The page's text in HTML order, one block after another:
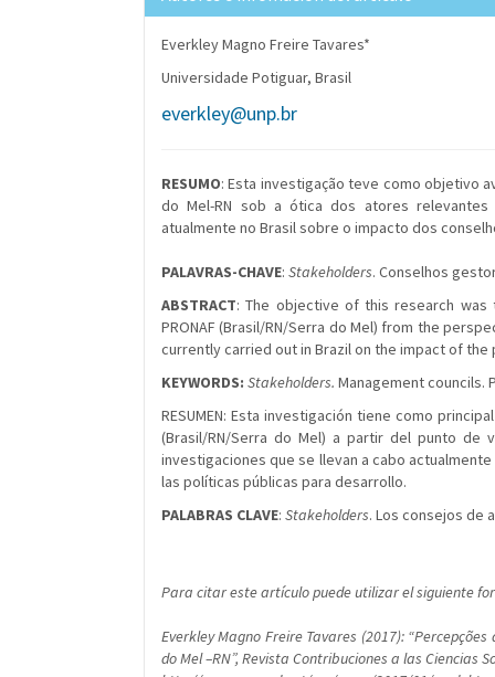
Everkley Magno Freire Tavares*
Universidade Potiguar, Brasil
everkley@unp.br
RESUMO: Esta investigação teve como objetivo
do Mel-RN sob a ótica dos atores
atualmente no Brasil sobre o impacto dos
PALAVRAS-CHAVE: Stakeholders. Conselhos
ABSTRACT: The objective of this research
PRONAF (Brasil/RN/Serra do Mel) from the
currently carried out in Brazil on the impact of
KEYWORDS: Stakeholders. Management councils.
RESUMEN: Esta investigación tiene como
(Brasil/RN/Serra do Mel) a partir del punto
investigaciones que se llevan a cabo
las políticas públicas para desarrollo.
PALABRAS CLAVE: Stakeholders. Los consejos de
Para citar este artículo puede utilizar el siguiente
Everkley Magno Freire Tavares (2017):
do Mel –RN”, Revista Contribuciones a las Ciencias